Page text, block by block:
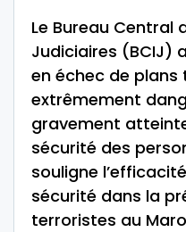
Le Bureau Central
Judiciaires (BCIJ)
en échec de plans
extrêmement
gravement
sécurité des
souligne
sécurité dans la
terroristes au